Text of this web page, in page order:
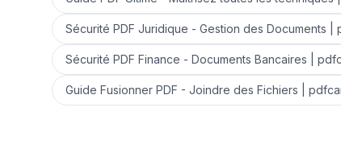
Sécurité PDF Juridique - Gestion des Documents |
Sécurité PDF Finance - Documents Bancaires |
Guide Fusionner PDF - Joindre des Fichiers |